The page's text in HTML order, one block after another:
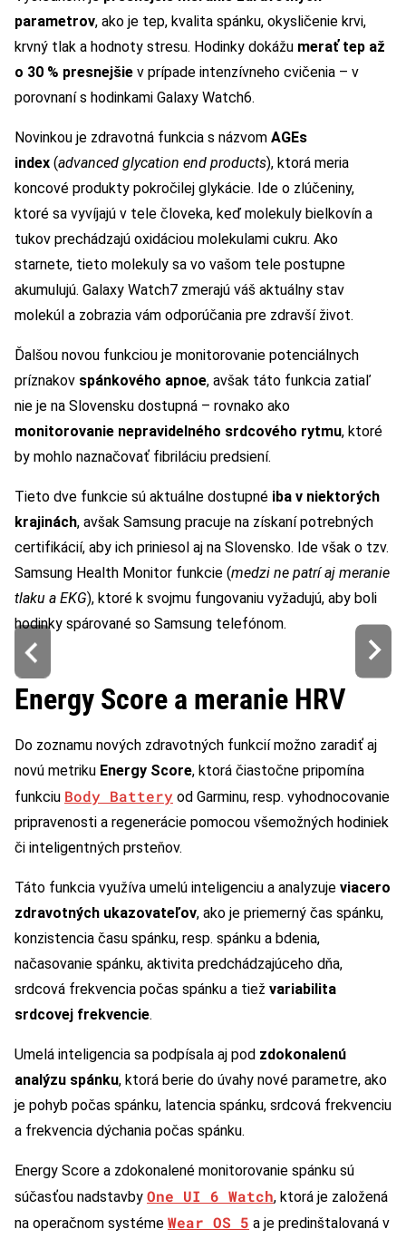
parametrov, ako je tep, kvalita spánku, okysličenie krvi,
krvný tlak a hodnoty stresu. Hodinky dokážu merať tep až
o 30 % presnejšie v prípade intenzívneho cvičenia – v
porovnaní s hodinkami Galaxy Watch6.
Novinkou je zdravotná funkcia s názvom AGEs
index (advanced glycation end products), ktorá meria
koncové produkty pokročilej glykácie. Ide o zlúčeniny,
ktoré sa vyvíjajú v tele človeka, keď molekuly bielkovín a
tukov prechádzajú oxidáciou molekulami cukru. Ako
starnete, tieto molekuly sa vo vašom tele postupne
akumulujú. Galaxy Watch7 zmerajú váš aktuálny stav
molekúl a zobrazia vám odporúčania pre zdravší život.
Ďalšou novou funkciou je monitorovanie potenciálnych
príznakov spánkového apnoe, avšak táto funkcia zatiaľ
nie je na Slovensku dostupná – rovnako ako
monitorovanie nepravidelného srdcového rytmu, ktoré
by mohlo naznačovať fibriláciu predsiení.
Tieto dve funkcie sú aktuálne dostupné iba v niektorých
krajinách, avšak Samsung pracuje na získaní potrebných
certifikácií, aby ich priniesol aj na Slovensko. Ide však o tzv.
Samsung Health Monitor funkcie (medzi ne patrí aj meranie
tlaku a EKG), ktoré k svojmu fungovaniu vyžadujú, aby boli
hodinky spárované so Samsung telefónom.
Energy Score a meranie HRV
Do zoznamu nových zdravotných funkcií možno zaradiť aj
novú metriku Energy Score, ktorá čiastočne pripomína
funkciu Body Battery od Garminu, resp. vyhodnocovanie
pripravenosti a regenerácie pomocou všemožných hodiniek
či inteligentných prsteňov.
Táto funkcia využíva umelú inteligenciu a analyzuje viacero
zdravotných ukazovateľov, ako je priemerný čas spánku,
konzistencia času spánku, resp. spánku a bdenia,
načasovanie spánku, aktivita predchádzajúceho dňa,
srdcová frekvencia počas spánku a tiež variabilita
srdcovej frekvencie.
Umelá inteligencia sa podpísala aj pod zdokonalenú
analýzu spánku, ktorá berie do úvahy nové parametre, ako
je pohyb počas spánku, latencia spánku, srdcová frekvenciu
a frekvencia dýchania počas spánku.
Energy Score a zdokonalené monitorovanie spánku sú
súčasťou nadstavby One UI 6 Watch, ktorá je založená
na operačnom systéme Wear OS 5 a je predinštalovaná v